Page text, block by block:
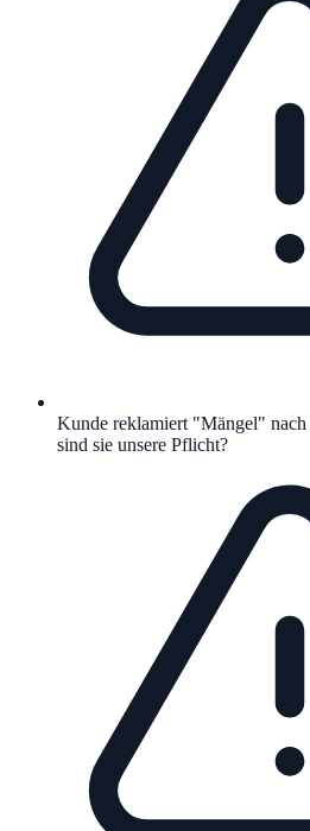
Kunde reklamiert "Mängel"
sind sie unsere Pflicht?